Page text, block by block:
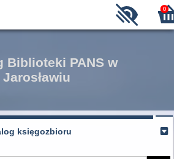
0
Biblioteki PANS w
Jarosławiu
księgozbioru